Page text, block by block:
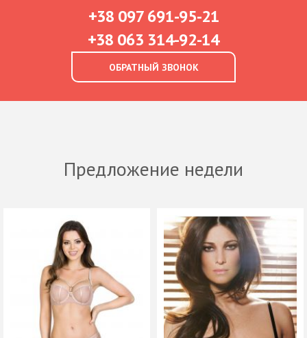
+38 097 691-95-21
+38 063 314-92-14
ОБРАТНЫЙ ЗВОНОК
Предложение недели